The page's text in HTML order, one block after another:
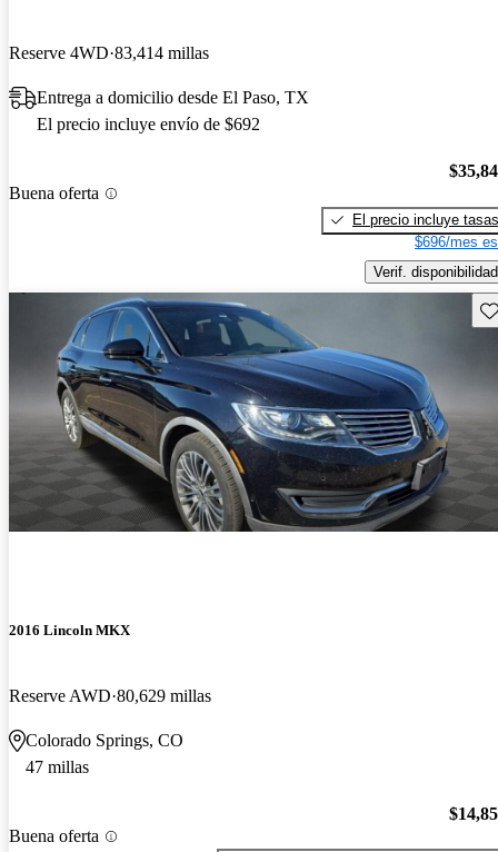
Reserve 4WD 83,414 millas
Entrega a domicilio desde El Paso, TX
El precio incluye envío de $692
Buena oferta
El precio incluye tasas
$696/mes
Verif. disponibilidad
2016 Lincoln MKX
Reserve AWD 80,629 millas
Colorado Springs, CO
47 millas
Buena oferta